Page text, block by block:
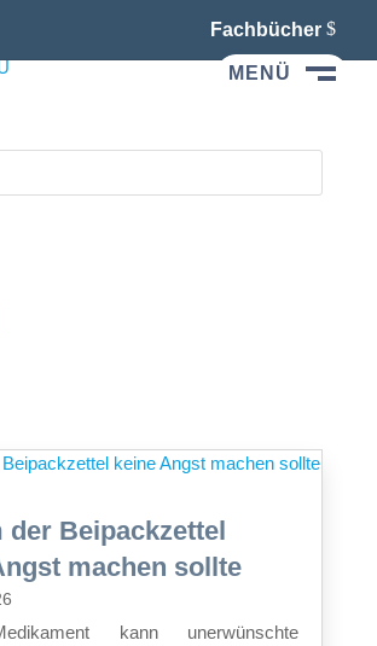
Fachbücher
MENÜ
der Beipackzettel
machen sollte
kann unerwünschte